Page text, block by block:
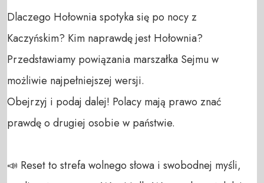
Dlaczego Hołownia spotyka się po nocy z
Kaczyńskim? Kim naprawdę jest Hołownia?
Przedstawiamy powiązania marszałka Sejmu w
możliwie najpełniejszej wersji.
Obejrzyj i podaj dalej! Polacy mają prawo znać
prawdę o drugiej osobie w państwie.
📣 Reset to strefa wolnego słowa i swobodnej myśli,